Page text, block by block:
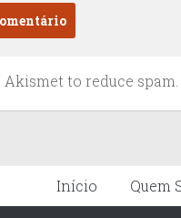
to reduce spam.
Início Quem